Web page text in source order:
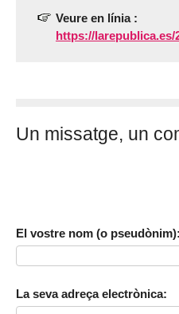
Veure en línia :
https://larepublica.es/
Un missatge, un
El vostre nom (o pseudònim):
La seva adreça electrònica: